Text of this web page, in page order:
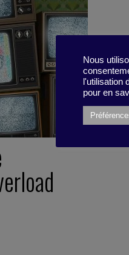
Nous
l'utilisation
pour en